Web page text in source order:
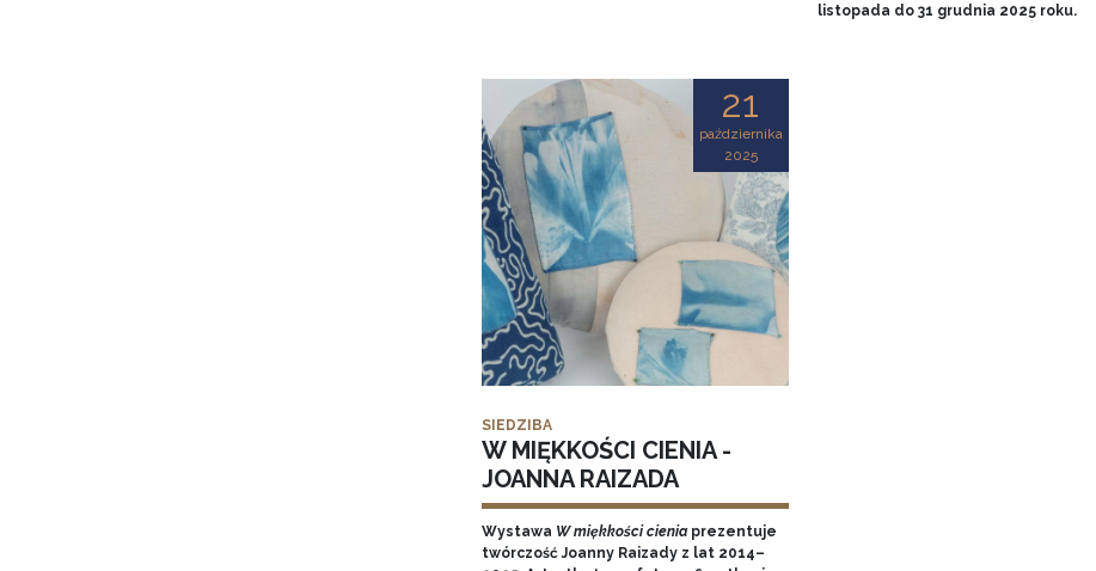
listopada do 31 grudnia 2025 roku.
21
października
2025
SIEDZIBA
W MIĘKKOŚCI CIENIA -
JOANNA RAIZADA
Wystawa W miękkości cieniaprezentuje
twórczość Joanny Raizady z lat 2014–